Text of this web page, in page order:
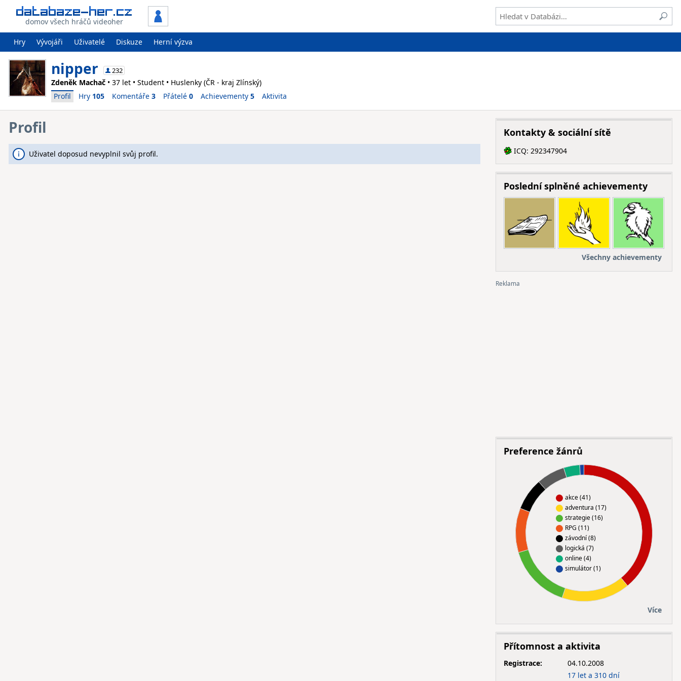
domov všech hráčů videoher
Hry Vývojáři Uživatelé Diskuze Herní výzva
nipper 232
Zdeněk Machač • 37 let • Student • Huslenky (ČR - kraj Zlínský)
Profil
Hry 105 Komentáře 3 Přátelé 0 Achievementy 5 Aktivita
Profil
Uživatel doposud nevyplnil svůj profil.
Kontakty & sociální sítě
ICQ
ICQ: 292347904
Poslední splněné achievementy
Všechny achievementy
Preference žánrů
akce (41)
adventura (17)
strategie (16)
RPG (11)
závodní (8)
logická (7)
online (4)
simulátor (1)
Více
Přítomnost a aktivita
Registrace:
04.10.2008
17 let a 310 dní